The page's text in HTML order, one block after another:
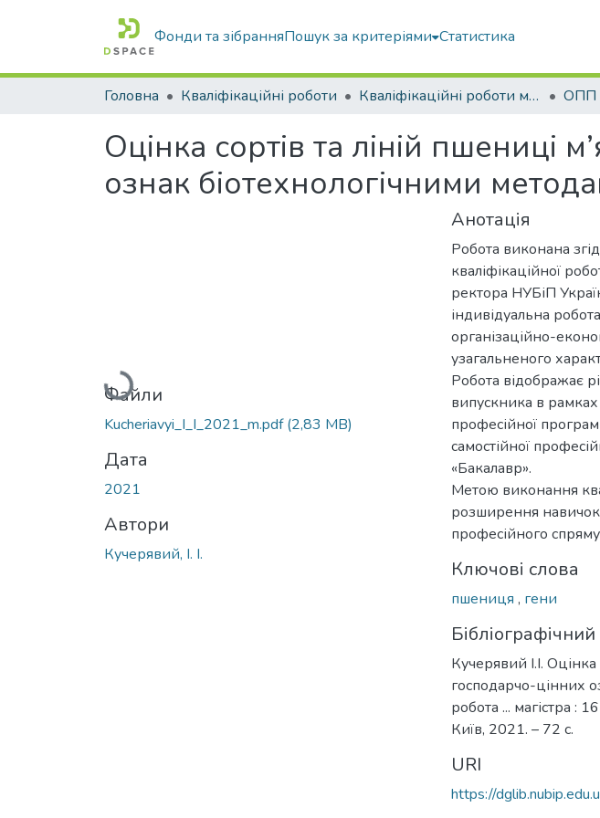
Фонди та зібранняПошук за критеріями Статистика
Головна Кваліфікаційні роботи Кваліфікаційні роботи магістрів
Оцінка сортів та ліній пшениці
ознак біотехнологічними
Вантажиться...
Файли
Kucheriavyi_I_I_2021_m.pdf(2,83 MB)
Дата
2021
Автори
Кучерявий, І. І.
Анотація
Робота виконана
кваліфікаційної
ректора НУБіП
індивідуальна
організаційно-
узагальненого
Робота відображає
випускника в рамках
професійної
самостійної
«Бакалавр».
Метою виконання
розширення
професійного
Ключові слова
пшениця , гени
Кучерявий І.І.
господарчо-цінних
робота ... магістра :
Київ, 2021. – 72 с.
URI
https://